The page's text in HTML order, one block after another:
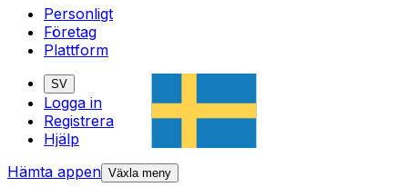
Personligt
Företag
Plattform
SV
Logga in
Registrera
Hjälp
Hämta appen Växla meny